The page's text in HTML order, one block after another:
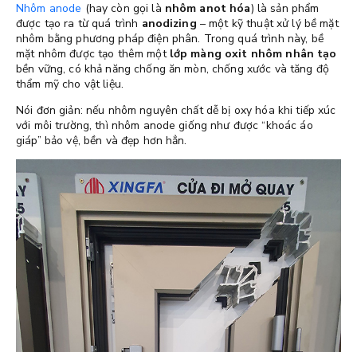
Nhôm anode (hay còn gọi là nhôm anot hóa) là sản phẩm
được tạo ra từ quá trình anodizing – một kỹ thuật xử lý bề mặt
nhôm bằng phương pháp điện phân. Trong quá trình này, bề
mặt nhôm được tạo thêm một lớp màng oxit nhôm nhân tạo
bền vững, có khả năng chống ăn mòn, chống xước và tăng độ
thẩm mỹ cho vật liệu.
Nói đơn giản: nếu nhôm nguyên chất dễ bị oxy hóa khi tiếp xúc
với môi trường, thì nhôm anode giống như được “khoác áo
giáp” bảo vệ, bền và đẹp hơn hẳn.